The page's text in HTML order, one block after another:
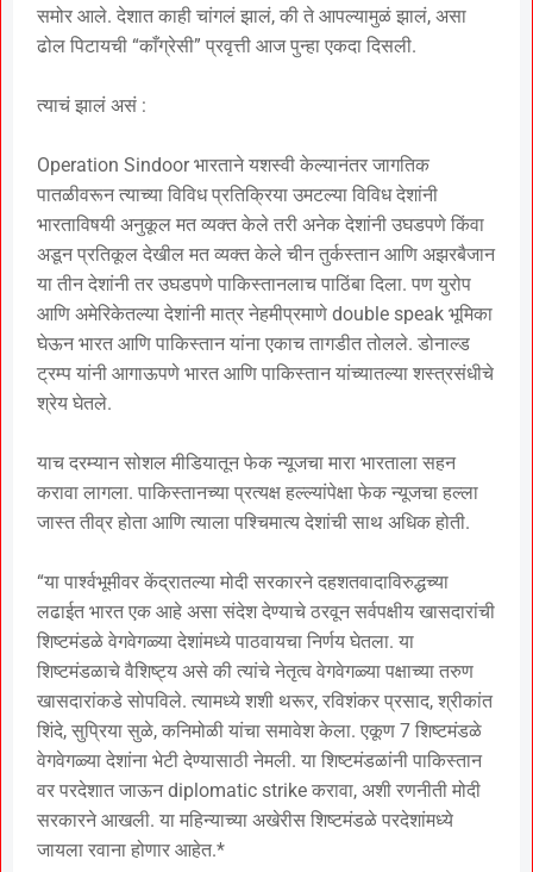
समोर आले. देशात काही चांगलं झालं, की ते आपल्यामुळं झालं, असा
ढोल पिटायची “काँग्रेसी” प्रवृत्ती आज पुन्हा एकदा दिसली.
त्याचं झालं असं :
Operation Sindoor भारताने यशस्वी केल्यानंतर जागतिक
पातळीवरून त्याच्या विविध प्रतिक्रिया उमटल्या विविध देशांनी
भारताविषयी अनुकूल मत व्यक्त केले तरी अनेक देशांनी उघडपणे किंवा
अडून प्रतिकूल देखील मत व्यक्त केले चीन तुर्कस्तान आणि अझरबैजान
या तीन देशांनी तर उघडपणे पाकिस्तानलाच पाठिंबा दिला. पण युरोप
आणि अमेरिकेतल्या देशांनी मात्र नेहमीप्रमाणे double speak भूमिका
घेऊन भारत आणि पाकिस्तान यांना एकाच तागडीत तोलले. डोनाल्ड
ट्रम्प यांनी आगाऊपणे भारत आणि पाकिस्तान यांच्यातल्या शस्त्रसंधीचे
श्रेय घेतले.
याच दरम्यान सोशल मीडियातून फेक न्यूजचा मारा भारताला सहन
करावा लागला. पाकिस्तानच्या प्रत्यक्ष हल्ल्यांपेक्षा फेक न्यूजचा हल्ला
जास्त तीव्र होता आणि त्याला पश्चिमात्य देशांची साथ अधिक होती.
“या पार्श्वभूमीवर केंद्रातल्या मोदी सरकारने दहशतवादाविरुद्धच्या
लढाईत भारत एक आहे असा संदेश देण्याचे ठरवून सर्वपक्षीय खासदारांची
शिष्टमंडळे वेगवेगळ्या देशांमध्ये पाठवायचा निर्णय घेतला. या
शिष्टमंडळाचे वैशिष्ट्य असे की त्यांचे नेतृत्व वेगवेगळ्या पक्षाच्या तरुण
खासदारांकडे सोपविले. त्यामध्ये शशी थरूर, रविशंकर प्रसाद, श्रीकांत
शिंदे, सुप्रिया सुळे, कनिमोळी यांचा समावेश केला. एकूण 7 शिष्टमंडळे
वेगवेगळ्या देशांना भेटी देण्यासाठी नेमली. या शिष्टमंडळांनी पाकिस्तान
वर परदेशात जाऊन diplomatic strike करावा, अशी रणनीती मोदी
सरकारने आखली. या महिन्याच्या अखेरीस शिष्टमंडळे परदेशांमध्ये
जायला रवाना होणार आहेत.*